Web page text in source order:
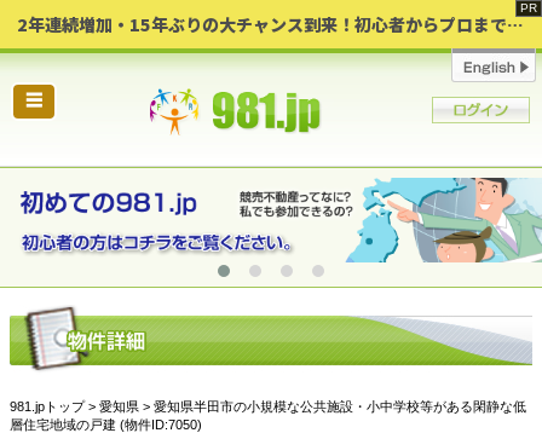
2年連続増加・15年ぶりの大チャンス到来！初心者からプロまで網羅する「競売不動産・超実践投資セミナー」♦神奈川県 横浜 in 神奈川
☰
981.jpトップ> 愛知県 > 愛知県半田市の小規模な公共施設・小中学校等がある閑静な低
層住宅地域の戸建 (物件ID:7050)